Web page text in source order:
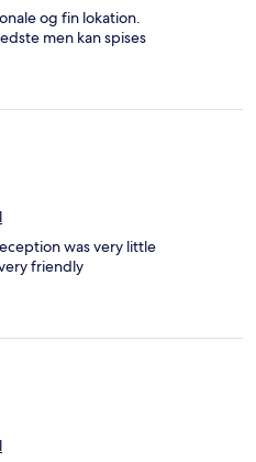
og fin lokation.
men kan spises
was very little
friendly